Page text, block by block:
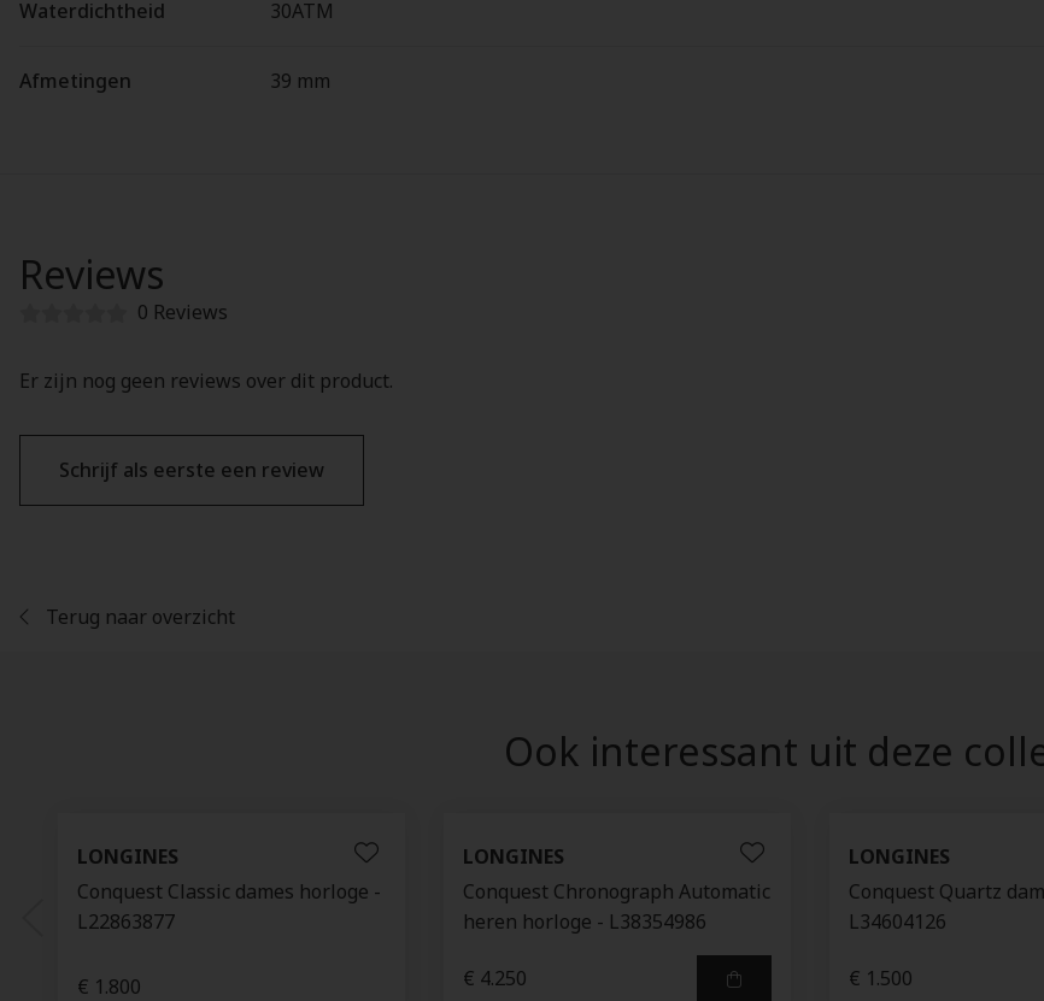
Waterdichtheid 30ATM
Afmetingen 39 mm
Reviews
0 Reviews
Er zijn nog geen reviews over dit product.
Schrijf als eerste een review
Terug naar overzicht
Ook interessant uit deze
LONGINES
Conquest Classic dames horloge -
L22863877
€ 1.800
LONGINES
Conquest Chronograph Automatic
heren horloge - L38354986
€ 4.250
LONGINES
Conquest Quartz
L34604126
€ 1.500